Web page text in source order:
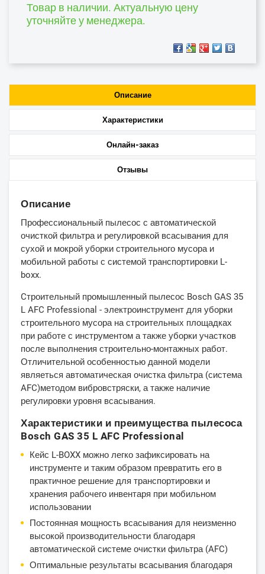
Товар в наличии. Актуальную цену
уточняйте у менеджера.
Описание
Характеристики
Онлайн-заказ
Отзывы
Описание
Профессиональный пылесос с автоматической
очисткой фильтра и регулировкой всасывания для
сухой и мокрой уборки строительного мусора и
мобильной работы с системой транспортировки L-
boxx.
Cтроительный промышленный пылесос Bosch GAS 35
L AFC Professional - электроинструмент для уборки
строительного мусора на строительных площадках
при работе с инструментом а также уборки участков
после выполнения строительно-монтажных работ.
Отличительной особенностью данной модели
являеться автоматическая очистка фильтра (система
AFC)методом вибровстряски, а также наличие
регулировки уровня всасывания.
Характеристики и преимущества пылесоса
Bosch GAS 35 L AFC Professional
Кейс L-BOXX можно легко зафиксировать на
инструменте и таким образом превратить его в
практичное решение для транспортировки и
хранения рабочего инвентаря при мобильном
использовании
Постоянная мощность всасывания для неизменно
высокой производительности благодаря
автоматической системе очистки фильтра (AFC)
Оптимальные результаты всасывания благодаря